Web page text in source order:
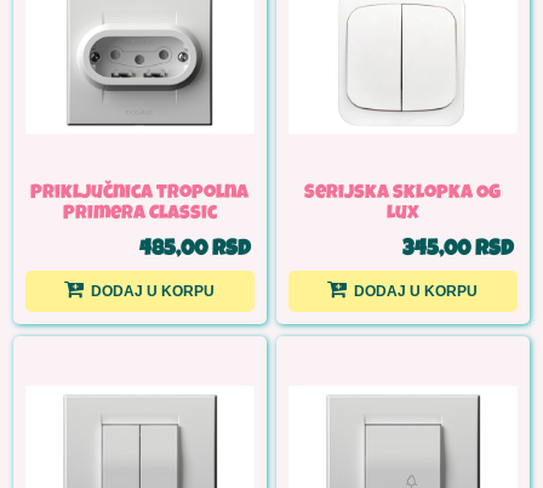
Priključnica tropolna
Primera Classic
485,00 RSD
DODAJ U KORPU
Serijska sklopka OG
Lux
345,00 RSD
DODAJ U KORPU